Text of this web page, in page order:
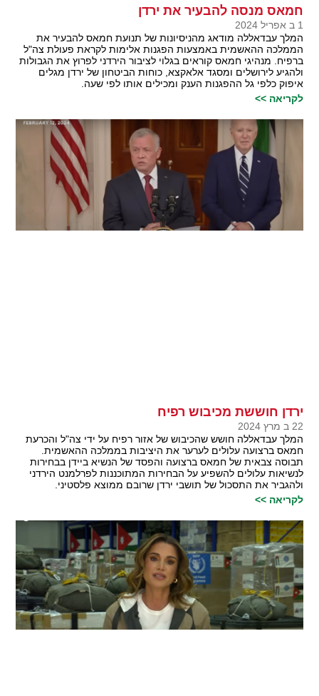
חמאס מנסה להבעיר את ירדן
1 ב אפריל 2024
המלך עבדאללה מודאג מהניסיונות של תנועת חמאס להבעיר את
הממלכה ההאשמית באמצעות הפגנות אלימות לקראת פעולת צה"ל
ברפיח. מנהיגי חמאס קוראים בגלוי לציבור הירדני לפרוץ את הגבולות
ולהגיע לירושלים ומסגד אלאקצא, כוחות הביטחון של ירדן מגלים
איפוק כלפי גל ההפגנות הענק ומכילים אותו לפי שעה.
לקריאה >>
ירדן חוששת מכיבוש רפיח
22 ב מרץ 2024
המלך עבדאללה חושש שהכיבוש של אזור רפיח על ידי צה"ל והכרעת
חמאס ברצועה עלולים לערער את היציבות בממלכה ההאשמית.
תבוסה צבאית של חמאס ברצועה והפסד של הנשיא ביידן בבחירות
לנשיאות עלולים להשפיע על הבחירות המתוכננות לפרלמנט הירדני
ולהגביר את התסכול של תושבי ירדן שרובם ממוצא פלסטיני.
לקריאה >>